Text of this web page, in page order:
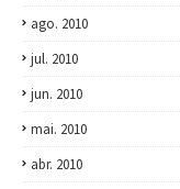
ago. 2010
jul. 2010
jun. 2010
mai. 2010
abr. 2010